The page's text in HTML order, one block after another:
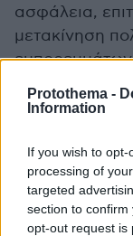
Protothema -
Information
If you wish to
processing of
targeted
section to
opt-out request is
ασφάλεια,
μετακίνηση
εμπορευμάτων
αναπτυξιακή
ένα σχέδιο
πρώτα απ’
μετά, το έργο